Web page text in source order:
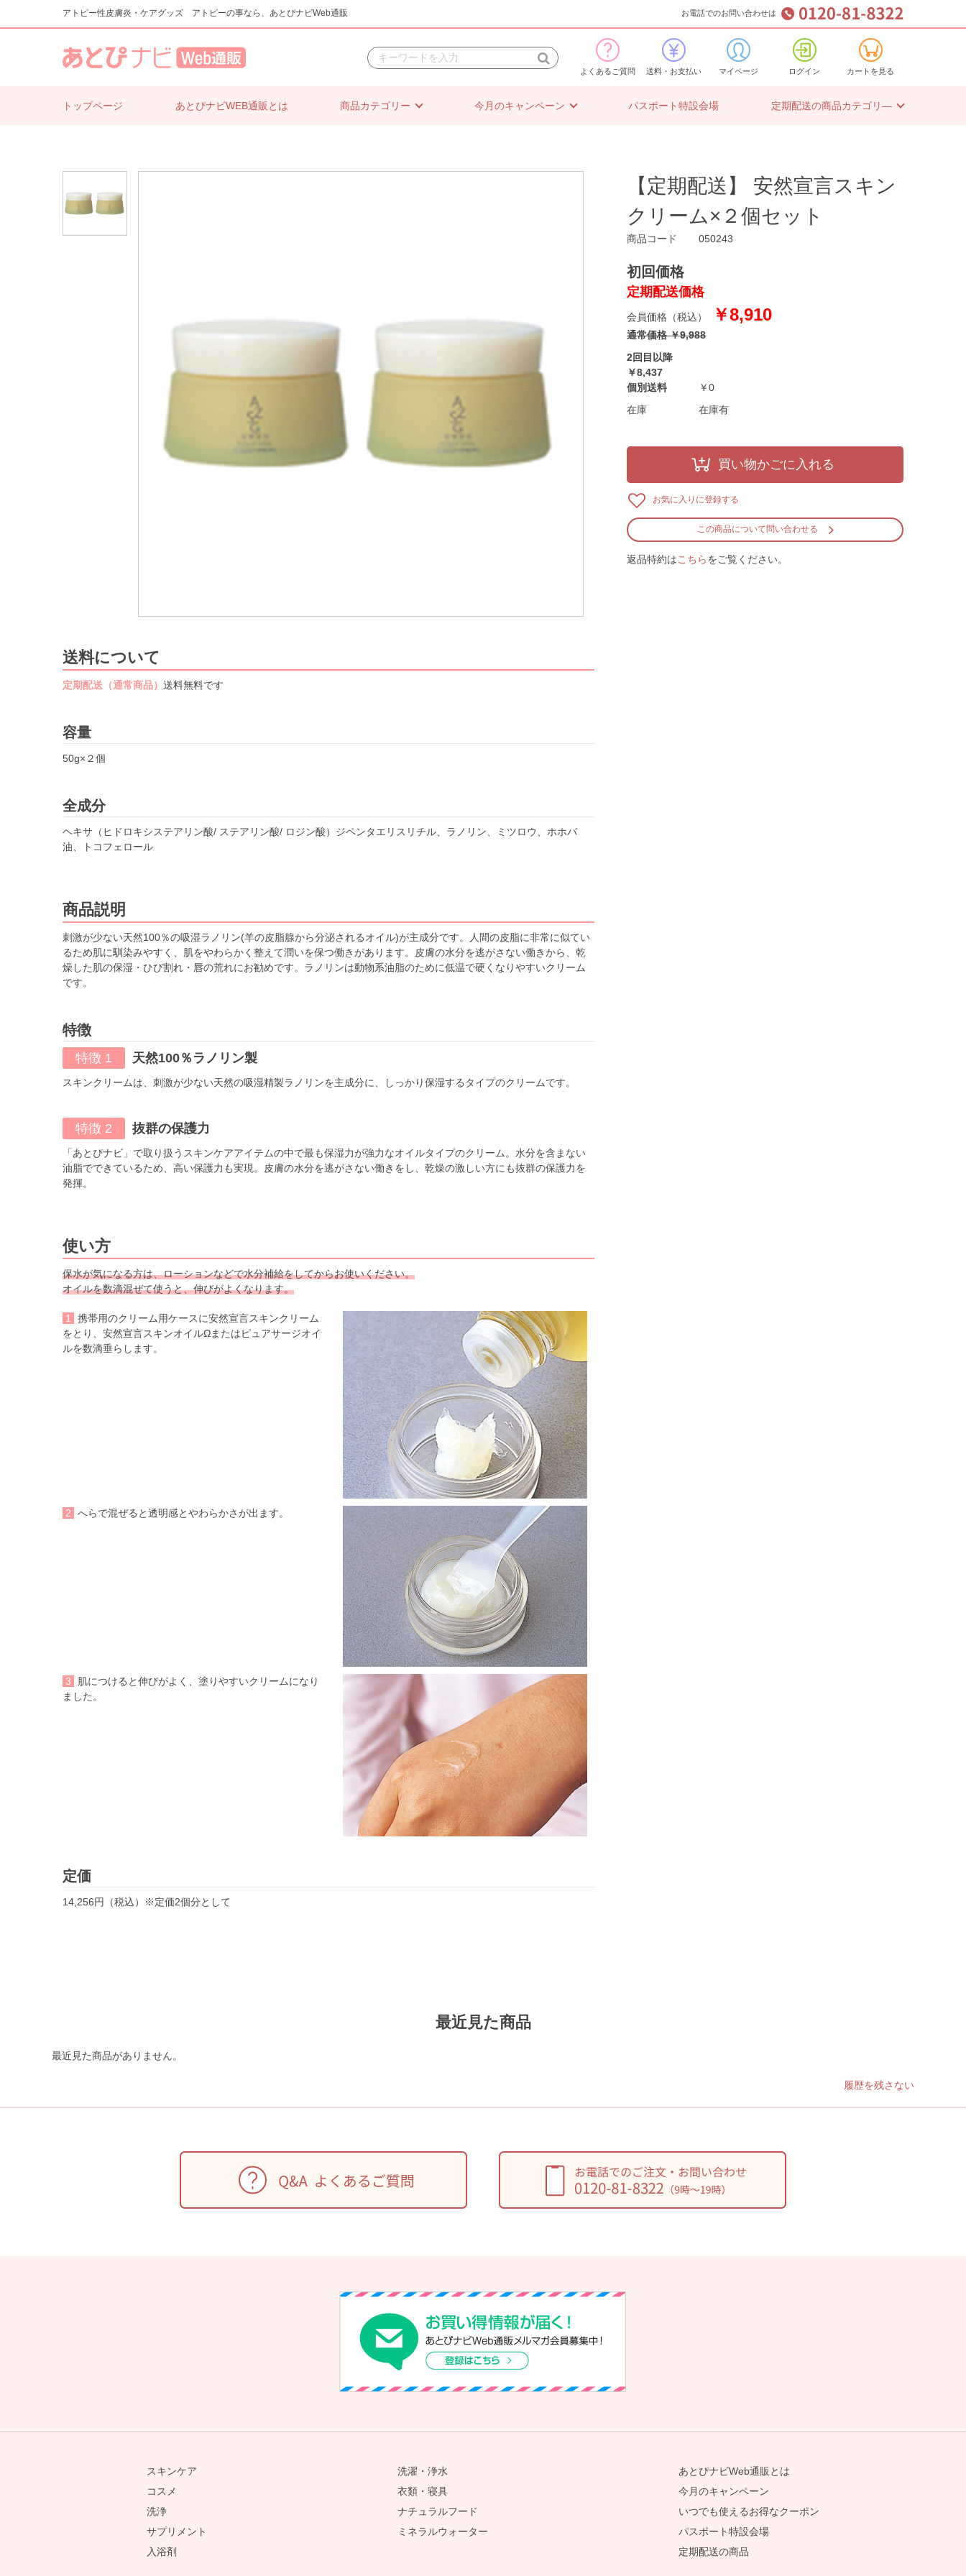
アトピー性皮膚炎・ケアグッズ アトピーの事なら、あとぴナビWeb通販 お電話でのお問い合わせは
よくあるご質問 送料・お支払い マイページ ログイン カートを見る
トップページ あとぴナビWEB通販とは 商品カテゴリー 今月のキャンペーン パスポート特設会場 定期配送の商品カテゴリ―
送料について
定期配送（通常商品） 送料無料です
容量
50g×２個
全成分
ヘキサ（ヒドロキシステアリン酸/ ステアリン酸/ ロジン酸）ジペンタエリスリチル、ラノリン、ミツロウ、ホホバ
油、トコフェロール
商品説明
刺激が少ない天然100％の吸湿ラノリン(羊の皮脂腺から分泌されるオイル)が主成分です。人間の皮脂に非常に似てい
るため肌に馴染みやすく、肌をやわらかく整えて潤いを保つ働きがあります。皮膚の水分を逃がさない働きから、乾
燥した肌の保湿・ひび割れ・唇の荒れにお勧めです。ラノリンは動物系油脂のために低温で硬くなりやすいクリーム
です。
特徴
特徴 1 天然100％ラノリン製
スキンクリームは、刺激が少ない天然の吸湿精製ラノリンを主成分に、しっかり保湿するタイプのクリームです。
特徴 2 抜群の保護力
「あとぴナビ」で取り扱うスキンケアアイテムの中で最も保湿力が強力なオイルタイプのクリーム。水分を含まない
油脂でできているため、高い保護力も実現。皮膚の水分を逃がさない働きをし、乾燥の激しい方にも抜群の保護力を
発揮。
使い方
保水が気になる方は、ローションなどで水分補給をしてからお使いください。
オイルを数滴混ぜて使うと、伸びがよくなります。
1
携帯用のクリーム用ケースに安然宣言スキンクリーム
をとり、安然宣言スキンオイルΩまたはピュアサージオイ
ルを数滴垂らします。
2 へらで混ぜると透明感とやわらかさが出ます。
3
肌につけると伸びがよく、塗りやすいクリームになり
ました。
定価
14,256円（税込）※定価2個分として
【定期配送】 安然宣言スキン
クリーム×２個セット
初回価格
定期配送価格
￥8,910
通常価格 ￥9,988
2回目以降
￥8,437
商品コード 050243
個別送料
￥0
在庫
在庫有
買い物かごに入れる
この商品について問い合わせる
返品特約はこちらをご覧ください。
お気に入りに登録する
最近見た商品
最近見た商品がありません。
履歴を残さない
スキンケア
コスメ
洗浄
サプリメント
入浴剤
洗濯・浄水
衣類・寝具
ナチュラルフード
ミネラルウォーター
あとぴナビWeb通販とは
今月のキャンペーン
いつでも使えるお得なクーポン
パスポート特設会場
定期配送の商品